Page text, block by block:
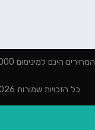
כל הזכויות שמורות 2026 ©